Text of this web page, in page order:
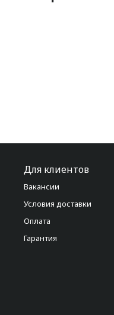
Для клиентов
Вакансии
Условия доставки
Оплата
Гарантия